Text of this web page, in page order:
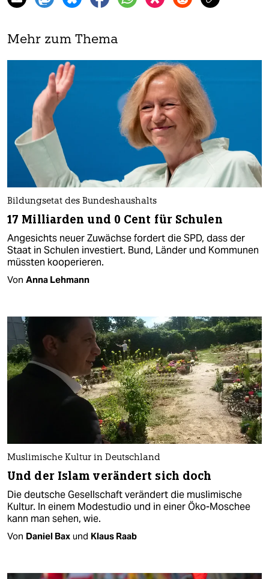
Mehr zum Thema
Bildungsetat des Bundeshaushalts
17 Milliarden und 0 Cent für Schulen
Angesichts neuer Zuwächse fordert die SPD, dass der
Staat in Schulen investiert. Bund, Länder und Kommunen
müssten kooperieren.
Von Anna Lehmann
Muslimische Kultur in Deutschland
Und der Islam verändert sich doch
Die deutsche Gesellschaft verändert die muslimische
Kultur. In einem Modestudio und in einer Öko-Moschee
kann man sehen, wie.
Von Daniel Bax und Klaus Raab